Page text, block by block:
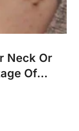
Neck Or
Of...